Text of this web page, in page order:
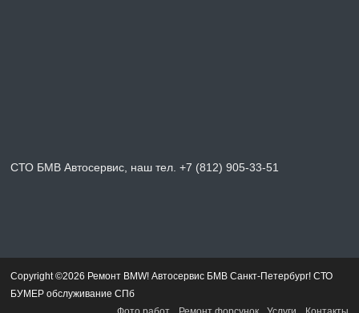
СТО БМВ Автосервис, наш тел. +7 (812) 905-33-51
Copyright ©2026 Ремонт BMW! Автосервис БМВ Санкт-Петербург! СТО
БУМЕР обслуживание СПб